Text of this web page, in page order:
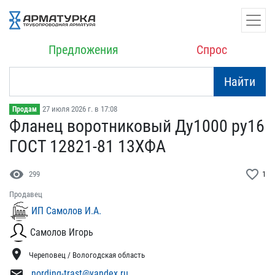
Предложения Спрос
Найти
Продам 27 июля 2026 г. в 17:08
Фланец воротниковый Ду10​00 ру16
ГОСТ 12821-81 13​ХФА
visibility 299 favorite_border 1
Продавец
ИП Самолов И.А.
Самолов Игорь
location_on Череповец / Вологодская область